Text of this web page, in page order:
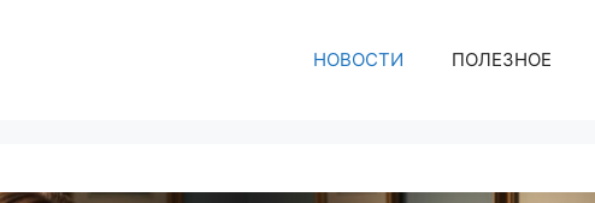
НОВОСТИ ПОЛЕЗНОЕ